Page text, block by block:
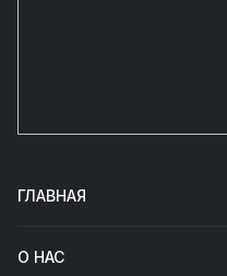
ГЛАВНАЯ
О НАС